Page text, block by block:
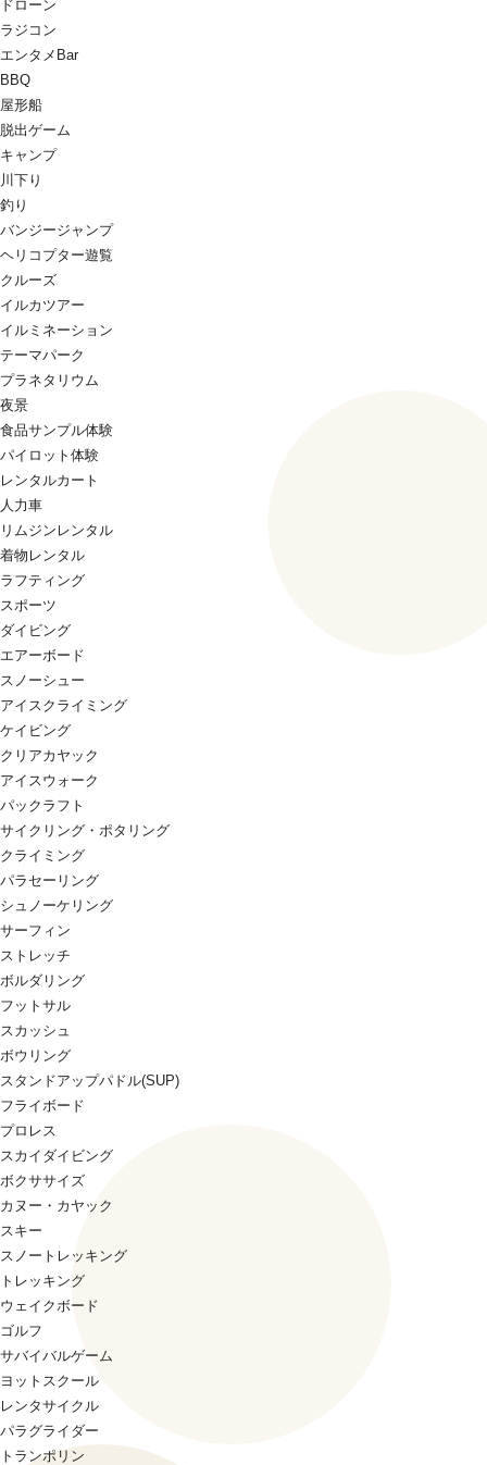
ドローン
ラジコン
エンタメBar
BBQ
屋形船
脱出ゲーム
キャンプ
川下り
釣り
バンジージャンプ
ヘリコプター遊覧
クルーズ
イルカツアー
イルミネーション
テーマパーク
プラネタリウム
夜景
食品サンプル体験
パイロット体験
レンタルカート
人力車
リムジンレンタル
着物レンタル
ラフティング
スポーツ
ダイビング
エアーボード
スノーシュー
アイスクライミング
ケイビング
クリアカヤック
アイスウォーク
パックラフト
サイクリング・ポタリング
クライミング
パラセーリング
シュノーケリング
サーフィン
ストレッチ
ボルダリング
フットサル
スカッシュ
ボウリング
スタンドアップパドル(SUP)
フライボード
プロレス
スカイダイビング
ボクササイズ
カヌー・カヤック
スキー
スノートレッキング
トレッキング
ウェイクボード
ゴルフ
サバイバルゲーム
ヨットスクール
レンタサイクル
パラグライダー
トランポリン